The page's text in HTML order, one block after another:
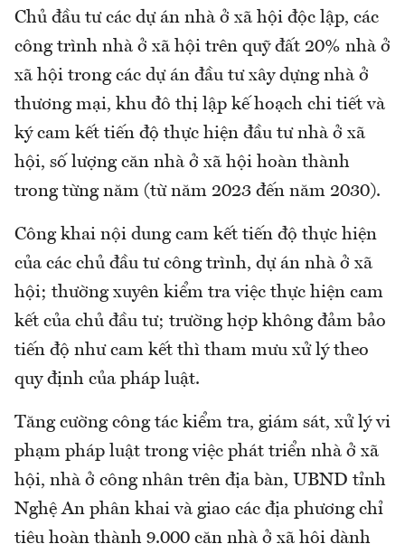
Chủ đầu tư các dự án nhà ở xã hội độc lập, các
công trình nhà ở xã hội trên quỹ đất 20% nhà ở
xã hội trong các dự án đầu tư xây dựng nhà ở
thương mại, khu đô thị lập kế hoạch chi tiết và
ký cam kết tiến độ thực hiện đầu tư nhà ở xã
hội, số lượng căn nhà ở xã hội hoàn thành
trong từng năm (từ năm 2023 đến năm 2030).
Công khai nội dung cam kết tiến độ thực hiện
của các chủ đầu tư công trình, dự án nhà ở xã
hội; thường xuyên kiểm tra việc thực hiện cam
kết của chủ đầu tư; trường hợp không đảm bảo
tiến độ như cam kết thì tham mưu xử lý theo
quy định của pháp luật.
Tăng cường công tác kiểm tra, giám sát, xử lý vi
phạm pháp luật trong việc phát triển nhà ở xã
hội, nhà ở công nhân trên địa bàn, UBND tỉnh
Nghệ An phân khai và giao các địa phương chỉ
tiêu hoàn thành 9.000 căn nhà ở xã hội dành